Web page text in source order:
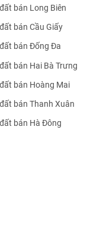
bán Long Biên
bán Cầu Giấy
bán Đống Đa
bán Hai Bà Trưng
bán Hoàng Mai
bán Thanh Xuân
bán Hà Đông